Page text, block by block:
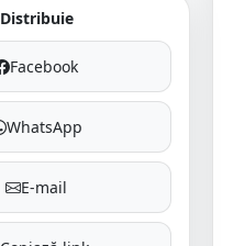
Distribuie
Facebook
WhatsApp
E-mail